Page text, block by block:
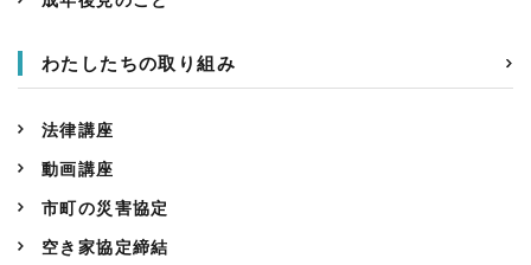
わたしたちの取り組み
法律講座
動画講座
市町の災害協定
空き家協定締結